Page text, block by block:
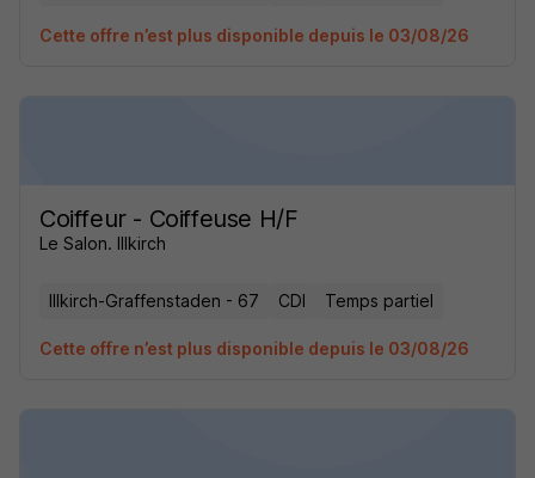
Cette offre n’est plus disponible depuis le 03/08/26
Coiffeur - Coiffeuse H/F
Le Salon. Illkirch
Illkirch-Graffenstaden - 67 CDI Temps partiel
Cette offre n’est plus disponible depuis le 03/08/26